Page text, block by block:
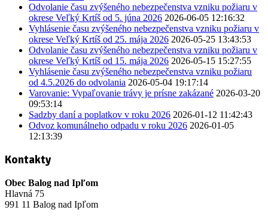
Odvolanie času zvýšeného nebezpečenstva vzniku požiaru v
okrese Veľký Krtíš od 5. júna 2026 2026-06-05 12:16:32
Vyhlásenie času zvýšeného nebezpečenstva vzniku požiaru v
okrese Veľký Krtíš od 25. mája 2026 2026-05-25 13:43:53
Odvolanie času zvýšeného nebezpečenstva vzniku požiaru v
okrese Veľký Krtíš od 15. mája 2026 2026-05-15 15:27:55
Vyhlásenie času zvýšeného nebezpečenstva vzniku požiaru
od 4.5.2026 do odvolania 2026-05-04 19:17:14
Varovanie: Vypaľovanie trávy je prísne zakázané 2026-03-20
09:53:14
Sadzby daní a poplatkov v roku 2026 2026-01-12 11:42:43
Odvoz komunálneho odpadu v roku 2026 2026-01-05
12:13:39
Kontakty
Obec Balog nad Ipľom
Hlavná 75
991 11 Balog nad Ipľom